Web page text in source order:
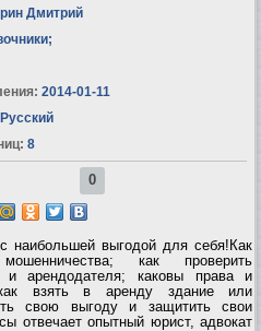
Дмитрий
;
2014-01-11
Русский
8
0
наибольшей выгодой для себя!Как
как проверить
и арендодателя; каковы права и
как взять в аренду здание или
свою выгоду и защитить свои
отвечает опытный юрист, адвокат